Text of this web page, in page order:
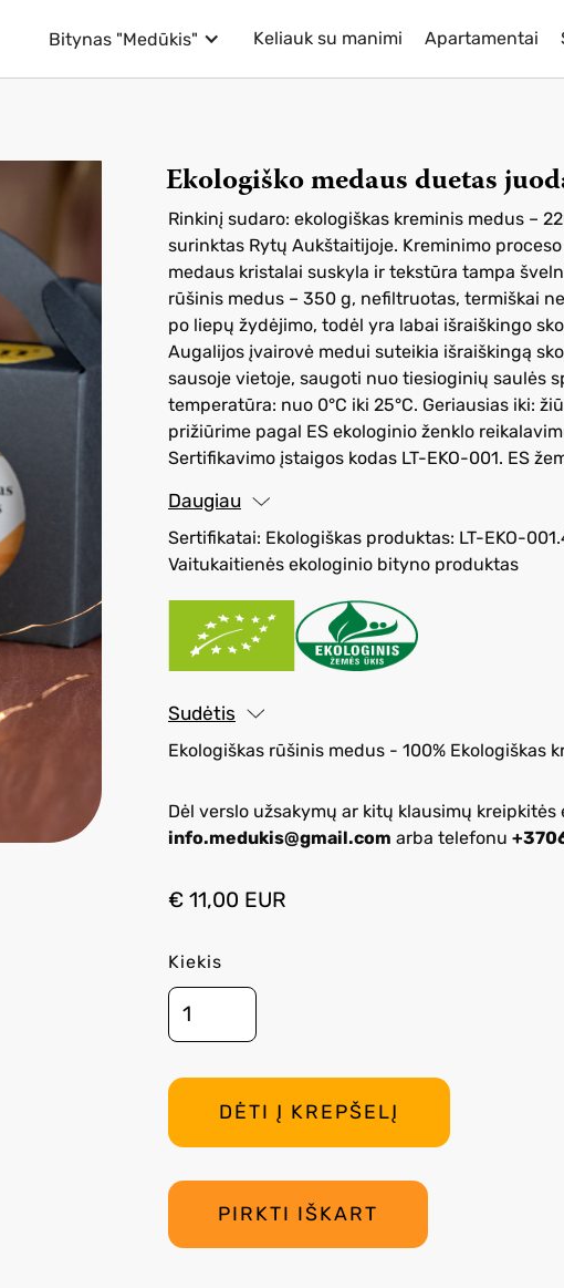
Bitynas "Medūkis" Keliauk su manimi Apartamentai
Ekologiško medaus duetas
Rinkinį sudaro: ekologiškas kreminis medus –
surinktas Rytų Aukštaitijoje. Kreminimo
medaus kristalai suskyla ir tekstūra tampa
rūšinis medus – 350 g, nefiltruotas, termiškai
po liepų žydėjimo, todėl yra labai išraiškingo
Augalijos įvairovė medui suteikia išraiškingą
sausoje vietoje, saugoti nuo tiesioginių saulės
temperatūra: nuo 0°C iki 25°C. Geriausias iki:
prižiūrime pagal ES ekologinio ženklo
Sertifikavimo įstaigos kodas LT-EKO-001. ES
Daugiau
Sertifikatai: Ekologiškas produktas: LT-EKO-
Vaitukaitienės ekologinio bityno produktas
Sudėtis
Ekologiškas rūšinis medus - 100% Ekologiškas
Dėl verslo užsakymų ar kitų klausimų kreipkitės
info.medukis@gmail.com arba telefonu
€ 11,00 EUR
Kiekis
PIRKTI IŠKART